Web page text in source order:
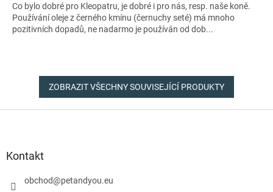
Co bylo dobré pro Kleopatru, je dobré i pro nás, resp. naše koně.
Používání oleje z černého kmínu (černuchy seté) má mnoho
pozitivních dopadů, ne nadarmo je používán od dob...
ZOBRAZIT VŠECHNY SOUVISEJÍCÍ PRODUKTY
Kontakt
obchod@petandyou.eu